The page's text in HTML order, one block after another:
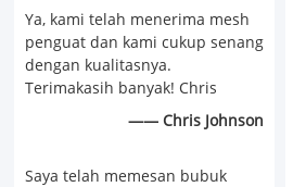
Ya, kami telah menerima mesh
penguat dan kami cukup senang
dengan kualitasnya.
Terimakasih banyak! Chris
—— Chris Johnson
Saya telah memesan bubuk